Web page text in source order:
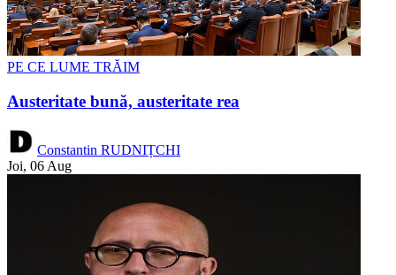
PE CE LUME TRĂIM
Austeritate bună, austeritate rea
Constantin RUDNIȚCHI
Joi, 06 Aug